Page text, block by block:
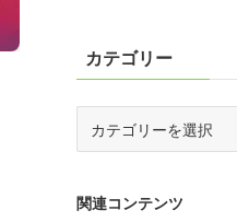
カテゴリー
ー
関連コンテンツ